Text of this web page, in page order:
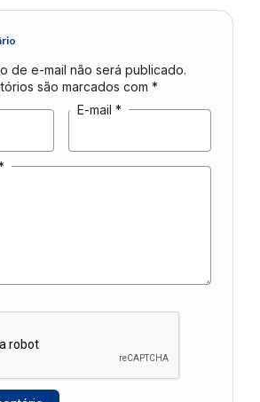
de e-mail não será publicado.
são marcados com *
E-mail *